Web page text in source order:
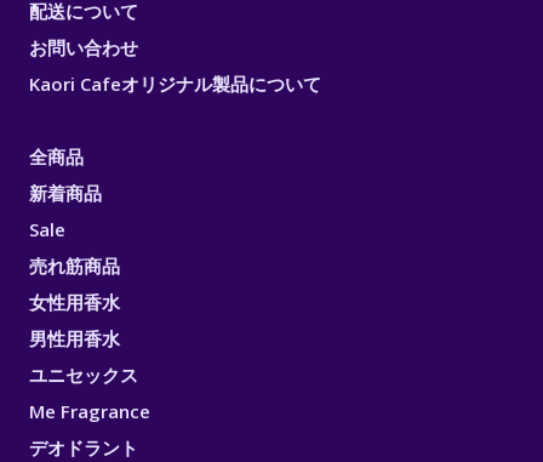
配送について
お問い合わせ
Kaori Cafeオリジナル製品について
全商品
新着商品
Sale
売れ筋商品
女性用香水
男性用香水
ユニセックス
Me Fragrance
デオドラント